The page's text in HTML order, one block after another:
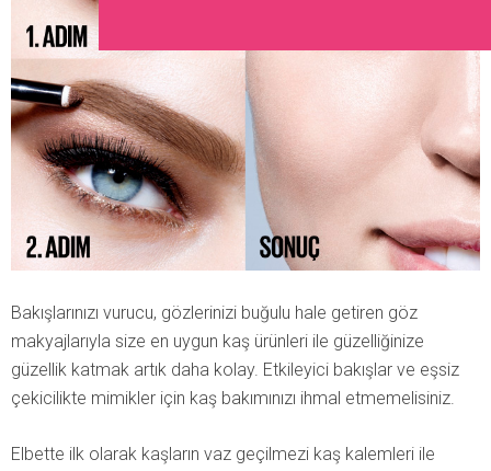
Bakışlarınızı vurucu, gözlerinizi buğulu hale getiren göz
makyajlarıyla size en uygun kaş ürünleri ile güzelliğinize
güzellik katmak artık daha kolay. Etkileyici bakışlar ve eşsiz
çekicilikte mimikler için kaş bakımınızı ihmal etmemelisiniz.
Elbette ilk olarak kaşların vaz geçilmezi kaş kalemleri ile